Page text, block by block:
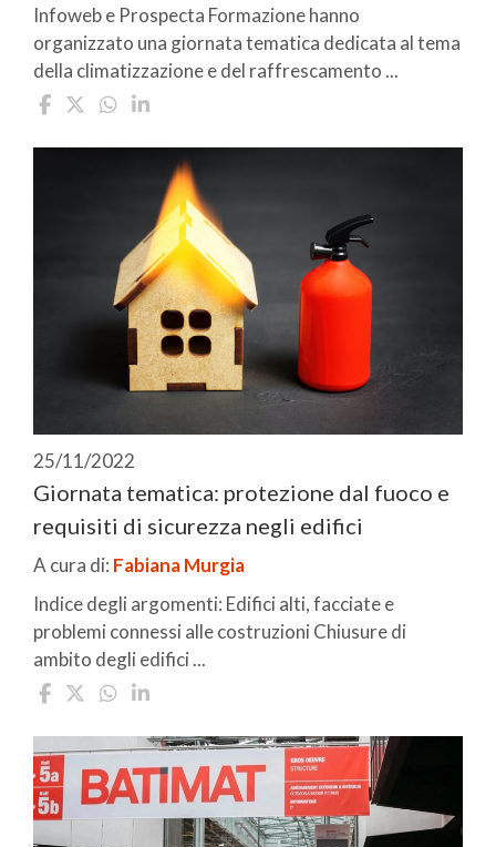
Infoweb e Prospecta Formazione hanno
organizzato una giornata tematica dedicata al tema
della climatizzazione e del raffrescamento ...
25/11/2022
Giornata tematica: protezione dal fuoco e
requisiti di sicurezza negli edifici
A cura di: Fabiana Murgia
Indice degli argomenti: Edifici alti, facciate e
problemi connessi alle costruzioni Chiusure di
ambito degli edifici ...